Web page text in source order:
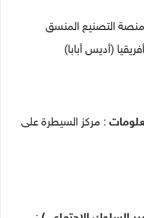
التصنيع المنسق
(أديس أبابا)
: مركز السيطرة على